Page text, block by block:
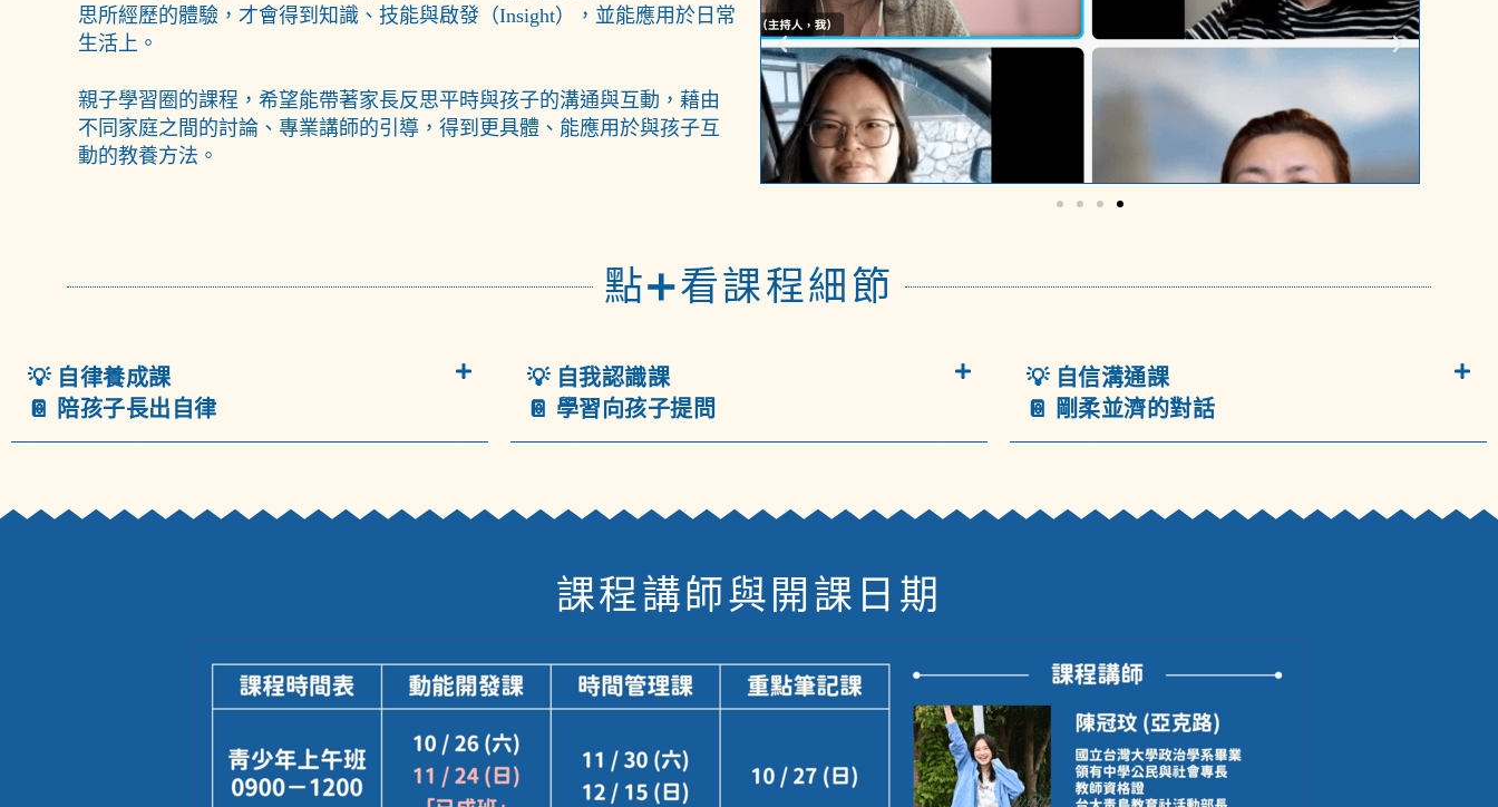
思所經歷的體驗，才會得到知識、技能與啟發（Insight），並能應用於日常
生活上。
親子學習圈的課程，希望能帶著家長反思平時與孩子的溝通與互動，藉由
不同家庭之間的討論、專業講師的引導，得到更具體、能應用於與孩子互
動的教養方法。
點➕看課程細節
💡 自律養成課
📔 陪孩子長出自律
💡 自我認識課
📔 學習向孩子提問
💡 自信溝通課
📔 剛柔並濟的對話
課程講師與開課日期